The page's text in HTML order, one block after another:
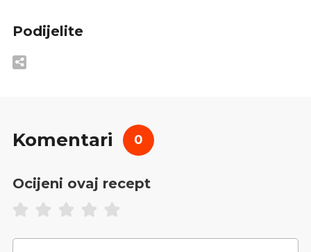
Podijelite
Komentari 0
Ocijeni ovaj recept